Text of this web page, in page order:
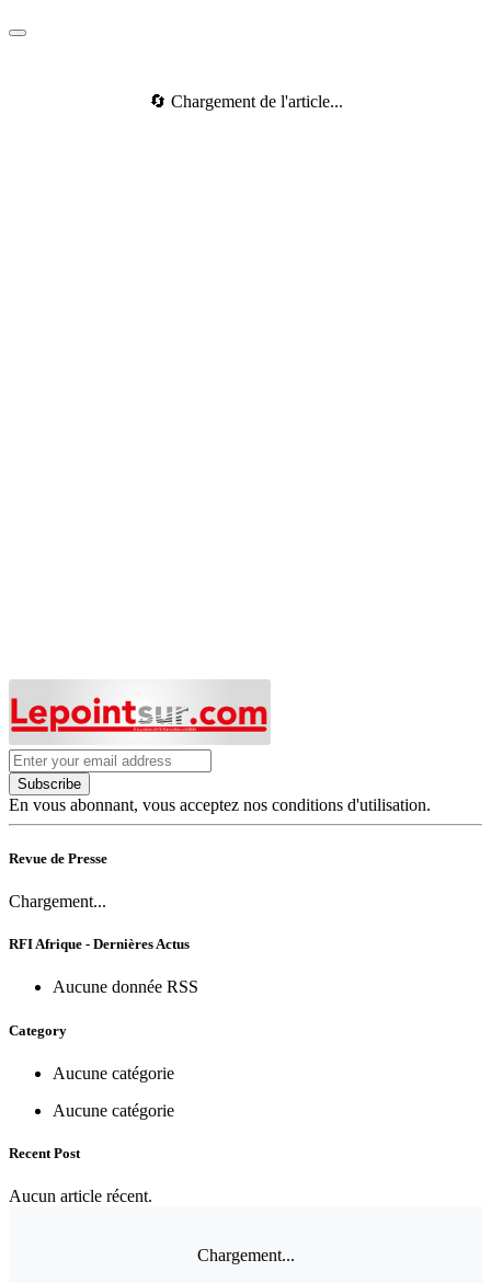
🔄 Chargement de l'article...
Subscribe
En vous abonnant, vous acceptez nos conditions d'utilisation.
Revue de Presse
Chargement...
RFI Afrique - Dernières Actus
Aucune donnée RSS
Category
Aucune catégorie
Aucune catégorie
Recent Post
Aucun article récent.
Chargement...